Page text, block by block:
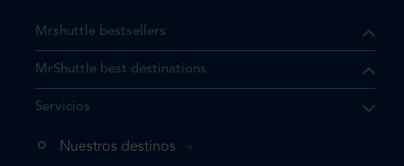
el producto que busca ya
vaya directamente a su
Mrshuttle bestsellers
MrShuttle best destinations
Servicios
Nuestros destinos